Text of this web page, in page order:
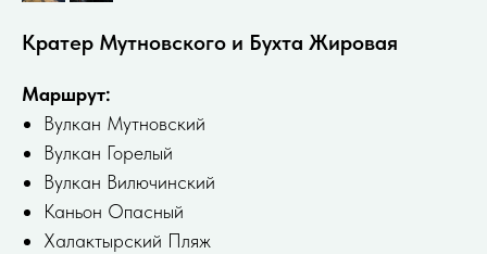
Кратер Мутновского и Бухта Жировая
Маршрут:
Вулкан Мутновский
Вулкан Горелый
Вулкан Вилючинский
Каньон Опасный
Халактырский Пляж